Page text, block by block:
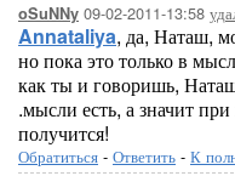
oSuNNy 09-02-2011-13:58
Annataliya, да, Наташ,
но пока это только в
как ты и говоришь,
.мысли есть, а значит
получится!
Обратиться - Ответить - К